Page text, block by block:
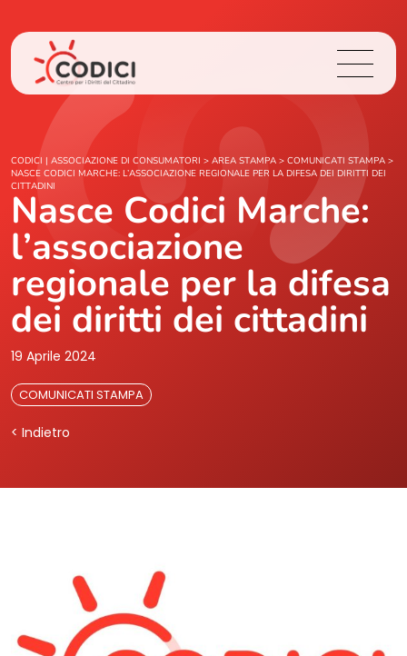
Chi Siamo
Cosa Facciamo
Area Stampa
Contatti
CODICI | ASSOCIAZIONE DI CONSUMATORI > AREA STAMPA > COMUNICATI STAMPA >
NASCE CODICI MARCHE: L’ASSOCIAZIONE REGIONALE PER LA DIFESA DEI DIRITTI DEI
CITTADINI
Nasce Codici Marche:
l’associazione
regionale per la difesa
dei diritti dei cittadini
19 Aprile 2024
COMUNICATI STAMPA
< Indietro